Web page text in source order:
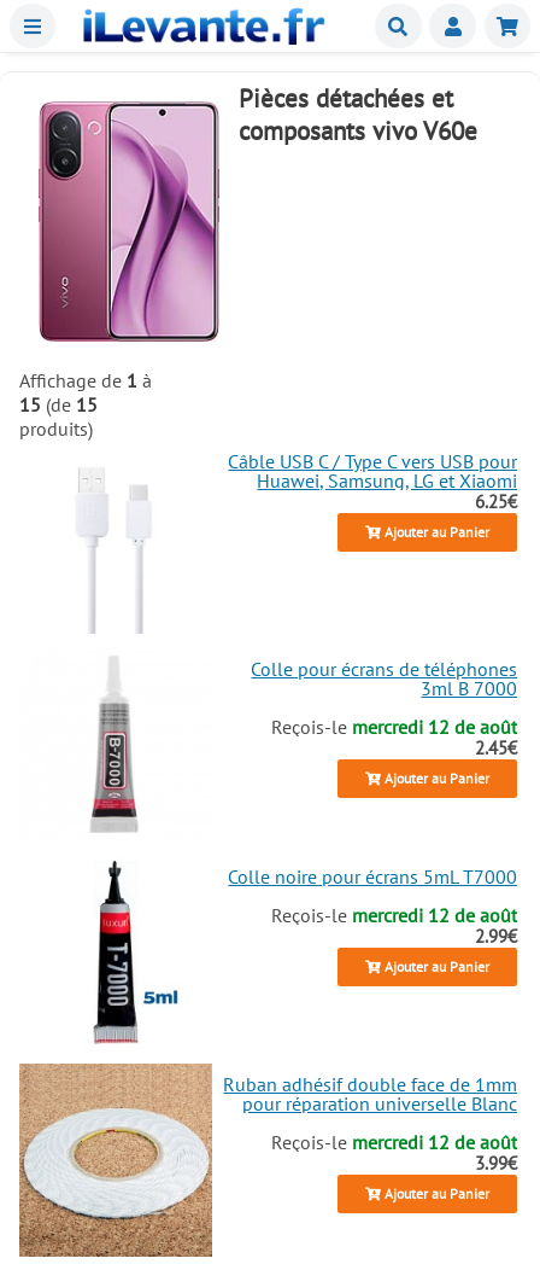
Menu Buscar
Pièces détachées et
composants vivo V60e
Affichage de 1 à
15 (de 15
produits)
Câble USB C / Type C vers USB pour
Huawei, Samsung, LG et Xiaomi
6.25€
Ajouter au Panier
Colle pour écrans de téléphones
3ml B 7000
Reçois-le mercredi 12 de août
2.45€
Ajouter au Panier
Colle noire pour écrans 5mL T7000
Reçois-le mercredi 12 de août
2.99€
Ajouter au Panier
Ruban adhésif double face de 1mm
pour réparation universelle Blanc
Reçois-le mercredi 12 de août
3.99€
Ajouter au Panier